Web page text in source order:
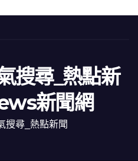
搜尋_熱點新
新聞網
搜尋_熱點新聞